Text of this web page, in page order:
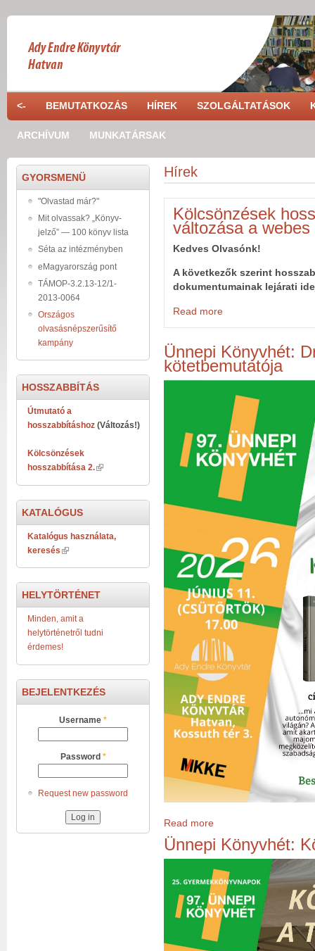
<- BEMUTATKOZÁS HÍREK SZOLGÁLTATÁSOK
ARCHÍVUM MUNKATÁRSAK
Hírek
Kölcsönzések
változása a webes
Kedves Olvasónk!
Akövetkezők szerint
dokumentumainak lejárati
Read more
Ünnepi Könyvhét:
kötetbemutatója
Read more
Ünnepi Könyvhét:
GYORSMENÜ
"Olvastad már?"
Mit olvassak? „Könyv-
jelző” — 100 könyv lista
Séta az intézményben
eMagyarország pont
TÁMOP-3.2.13-12/1-
2013-0064
Országos
olvasásnépszerűsítő
kampány
HOSSZABBÍTÁS
Útmutató a
hosszabbításhoz (Változás!)
Kölcsönzések
hosszabbítása 2.
KATALÓGUS
Katalógus használata,
keresés
HELYTÖRTÉNET
Minden, amit a
helytörténetről tudni
érdemes!
BEJELENTKEZÉS
Username *
Password *
Request new password